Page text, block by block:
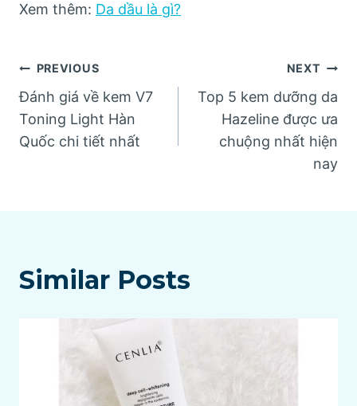
Xem thêm: Da dầu là gì?
Post
navigation
PREVIOUS
Đánh giá về kem V7
Toning Light Hàn
Quốc chi tiết nhất
NEXT
Top 5 kem dưỡng da
Hazeline được ưa
chuộng nhất hiện
nay
Similar Posts